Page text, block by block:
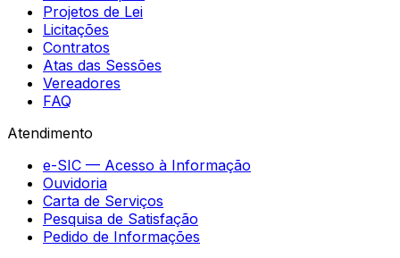
Projetos de Lei
Licitações
Contratos
Atas das Sessões
Vereadores
FAQ
Atendimento
e-SIC — Acesso à Informação
Ouvidoria
Carta de Serviços
Pesquisa de Satisfação
Pedido de Informações